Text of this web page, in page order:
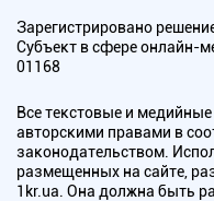
Зарегистрировано
Субъект в сфере онлайн-
01168
Все текстовые и
авторскими правами в
законодательством.
размещенных на сайте,
1kr.ua. Она должна быть